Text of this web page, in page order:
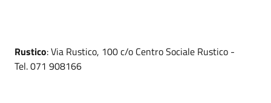
Rustico: Via Rustico, 100 c/o Centro Sociale Rustico -
Tel. 071 908166